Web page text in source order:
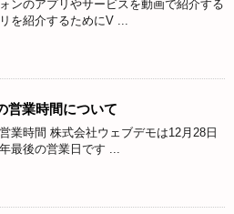
ンのアプリやサービスを動画で紹介する
を紹介するためにV ...
営業時間について
業時間 株式会社ウェブデモは12月28日
年最後の営業日です ...